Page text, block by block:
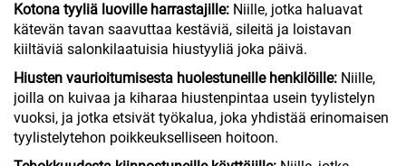
Kotona tyyliä luoville harrastajille: Niille, jotka haluavat
kätevän tavan saavuttaa kestäviä, sileitä ja loistavan
kiiltäviä salonkilaatuisia hiustyyliä joka päivä.
Hiusten vaurioitumisesta huolestuneille henkilöille: Niille,
joilla on kuivaa ja kiharaa hiustenpintaa usein tyylistelyn
vuoksi, ja jotka etsivät työkalua, joka yhdistää erinomaisen
tyylistelytehon poikkeukselliseen hoitoon.